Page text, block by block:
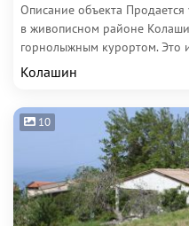
Описание объекта
в живописном районе
горнолыжным курортом. Это
Колашин
10